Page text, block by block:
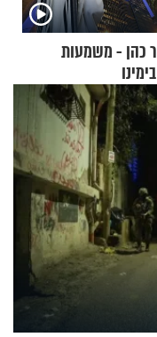
כהן - משמעות